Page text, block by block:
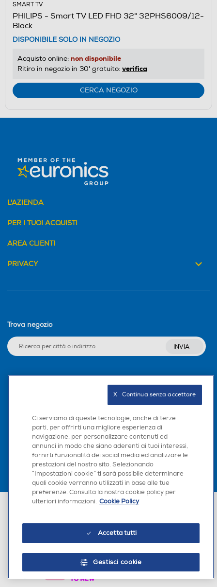
SMART TV
PHILIPS - Smart TV LED FHD 32" 32PHS6009/12-
Black
DISPONIBILE SOLO IN NEGOZIO
Acquisto online: non disponibile
Ritiro in negozio in 30' gratuito: verifica
CERCA NEGOZIO
L'AZIENDA
PER I TUOI ACQUISTI
AREA CLIENTI
PRIVACY
Trova negozio
INVIA
Scarica la nostra app
Euronics Italia SpA. Sede legale Via Montefeltro, 6/a 20156 Milano
Ci serviamo di queste tecnologie, anche di terze
parti, per offrirti una migliore esperienza di
navigazione, per personalizzare contenuti ed
annunci in modo che siano aderenti ai tuoi interessi,
fornirti funzionalità dei social media ed analizzare le
prestazioni del nostro sito. Selezionando
“Impostazioni cookie” ti sarà possibile determinare
quali cookie verranno utilizzati in base alle tue
preferenze. Consulta la nostra cookie policy per
ulteriori informazioni. Cookie Policy
Accetta tutti
Gestisci cookie
X   Continua senza accettare